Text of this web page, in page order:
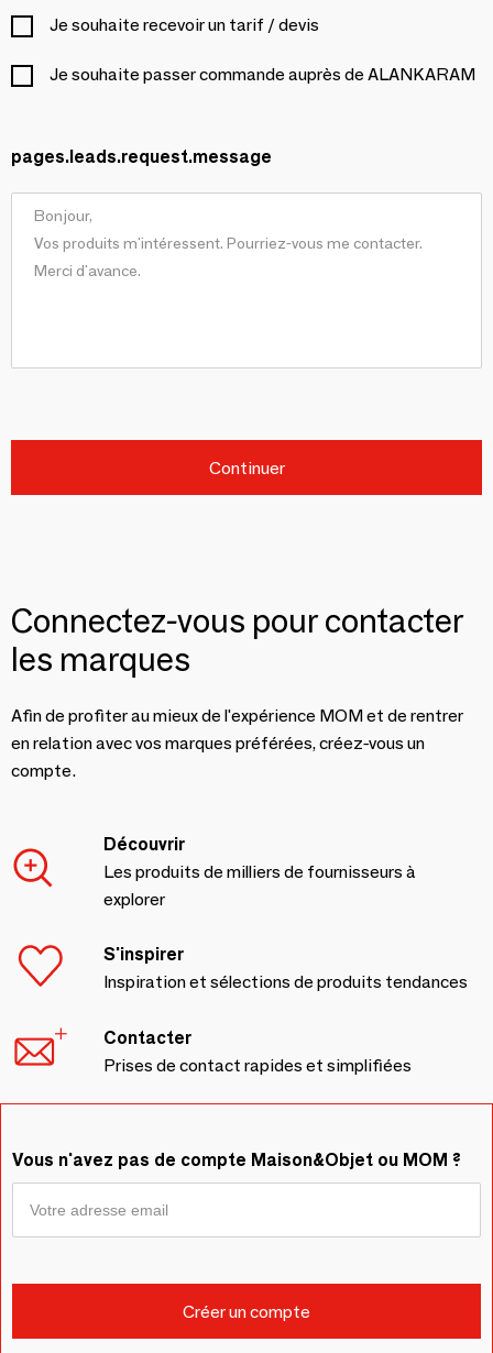
Je souhaite recevoir un tarif / devis
Je souhaite passer commande auprès de ALANKARAM
pages.leads.request.message
Continuer
Connectez-vous pour contacter
les marques
Afin de profiter au mieux de l'expérience MOM et de rentrer
en relation avec vos marques préférées, créez-vous un
compte.
Découvrir
Les produits de milliers de fournisseurs à
explorer
S'inspirer
Inspiration et sélections de produits tendances
Contacter
Prises de contact rapides et simplifiées
Vous n'avez pas de compte Maison&Objet ou MOM ?